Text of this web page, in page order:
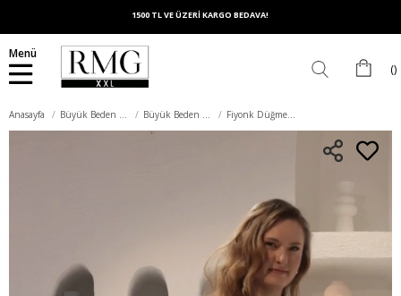
1500 TL VE ÜZERİ KARGO BEDAVA!
Menü
Anasayfa Büyük Beden Üst Giyim Büyük Beden Bluz Fiyonk Düğme Detaylı Büyük Beden Bluz Siyah